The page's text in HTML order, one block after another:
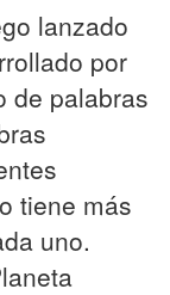
lanzado
por
de palabras
tiene más
uno.